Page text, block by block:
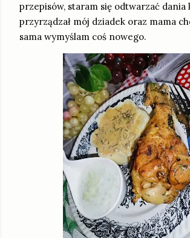
przepisów, staram się odtwarzać dania
przyrządzał mój dziadek oraz mama
sama wymyślam coś nowego.